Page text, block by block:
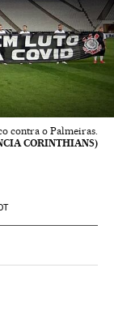
contra o Palmeiras.
CORINTHIANS)